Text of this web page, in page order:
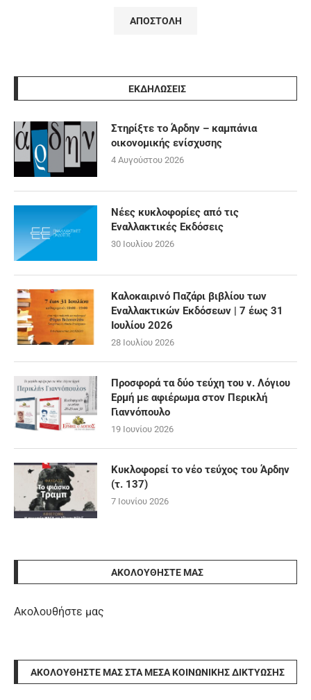
ΕΚΔΗΛΩΣΕΙΣ
Στηρίξτε το Άρδην – καμπάνια
οικονομικής ενίσχυσης
4 Αυγούστου 2026
Νέες κυκλοφορίες από τις
Εναλλακτικές Εκδόσεις
30 Ιουλίου 2026
Καλοκαιρινό Παζάρι βιβλίου των
Εναλλακτικών Εκδόσεων | 7 έως 31
Ιουλίου 2026
28 Ιουλίου 2026
Προσφορά τα δύο τεύχη του ν. Λόγιου
Ερμή με αφιέρωμα στον Περικλή
Γιαννόπουλο
19 Ιουνίου 2026
Κυκλοφορεί το νέο τεύχος του Άρδην
(τ. 137)
7 Ιουνίου 2026
ΑΚΟΛΟΥΘΉΣΤΕ ΜΑΣ
Ακολουθήστε μας
ΑΚΟΛΟΥΘΉΣΤΕ ΜΑΣ ΣΤΑ ΜΈΣΑ ΚΟΙΝΩΝΙΚΉΣ ΔΙΚΤΎΩΣΗΣ